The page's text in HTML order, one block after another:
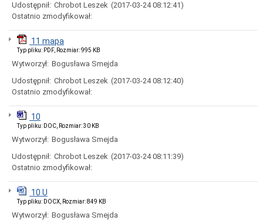
naborze
wolne
stanowiska
urzędnicze
Rejestry
archiwum
pomoc
prawna
Nieruchomości
przeznaczone
zbycia
(sprzedaż,
wieczyste)
Nieruchomości
przeznaczone
Udostępnił: Chrobot Leszek (2017-03-24 08:12:41)
Ostatnio zmodyfikował:
11 mapa
Typ pliku: PDF, Rozmiar: 995 KB
Wytworzył: Bogusława Smejda
Udostępnił: Chrobot Leszek (2017-03-24 08:12:40)
Ostatnio zmodyfikował:
10
Typ pliku: DOC, Rozmiar: 30 KB
Wytworzył: Bogusława Smejda
Udostępnił: Chrobot Leszek (2017-03-24 08:11:39)
Ostatnio zmodyfikował:
10 U
Typ pliku: DOCX, Rozmiar: 849 KB
Wytworzył: Bogusława Smejda